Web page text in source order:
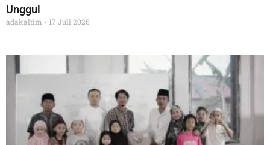
Unggul
adakaltim 17 Juli 2026